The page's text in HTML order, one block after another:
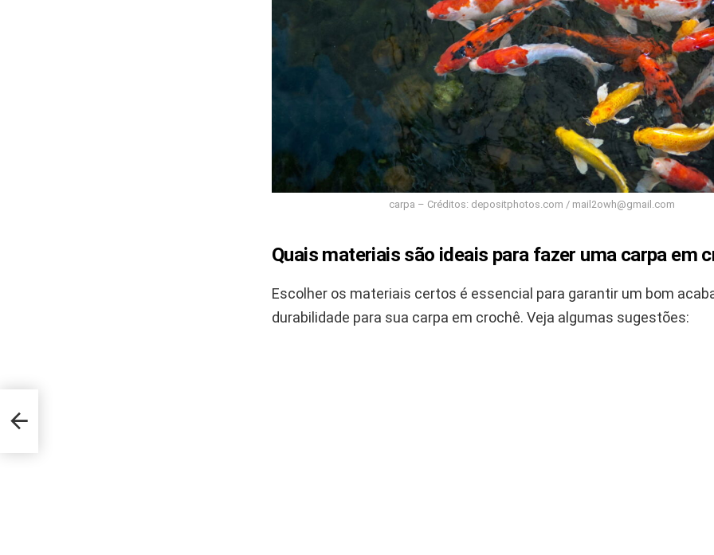
carpa – Créditos: depositphotos.com / mail2owh@gmail.com
Quais materiais são ideais para fazer uma carpa em
Escolher os materiais certos é essencial para garantir um bom
durabilidade para sua carpa em crochê. Veja algumas sugestões: